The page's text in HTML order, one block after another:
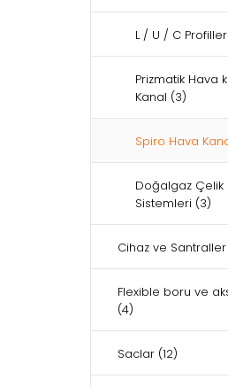
L / U / C Profiller
Prizmatik Hava
Kanal (3)
Spiro Hava
Doğalgaz Çelik
Sistemleri (3)
Cihaz ve Santraller
Flexible boru ve
(4)
Saclar (12)